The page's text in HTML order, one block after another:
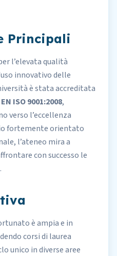
Principali
l’elevata qualità
innovativo delle
è stata accreditata
ISO 9001:2008,
verso l’eccellenza
fortemente orientato
l’ateneo mira a
con successo le
è ampia e in
corsi di laurea
unico in diverse aree